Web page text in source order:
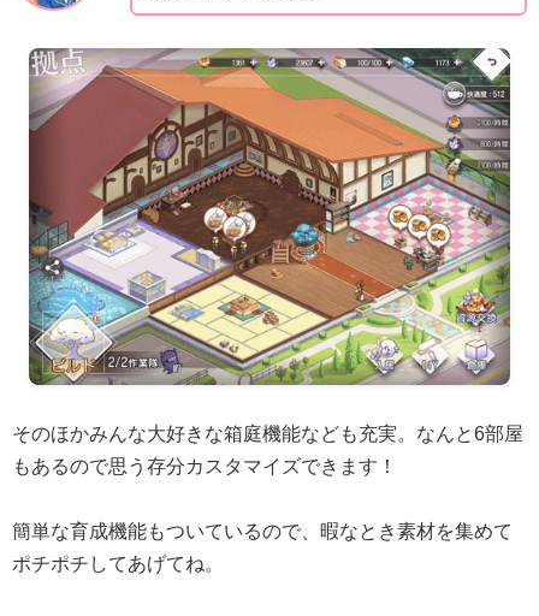
そのほかみんな大好きな箱庭機能なども充実。なんと6部屋
もあるので思う存分カスタマイズできます！
簡単な育成機能もついているので、暇なとき素材を集めて
ポチポチしてあげてね。